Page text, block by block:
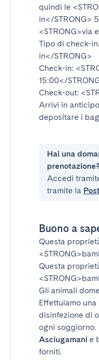
quindi le
in</STRONG>
<STRONG>via
Tipo di check-in:
in</STRONG>
Check-in:
15:00</
Check-out:
Arrivi in
depositare i
Hai una
prenotazione?
Accedi
tramite la
Buono a
Questa
Questa
Gli animali
Effettuiamo
disinfezione di
ogni soggiorno.
Asciugamani e
forniti.